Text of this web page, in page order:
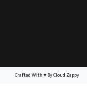
Crafted With♥By Cloud Zappy